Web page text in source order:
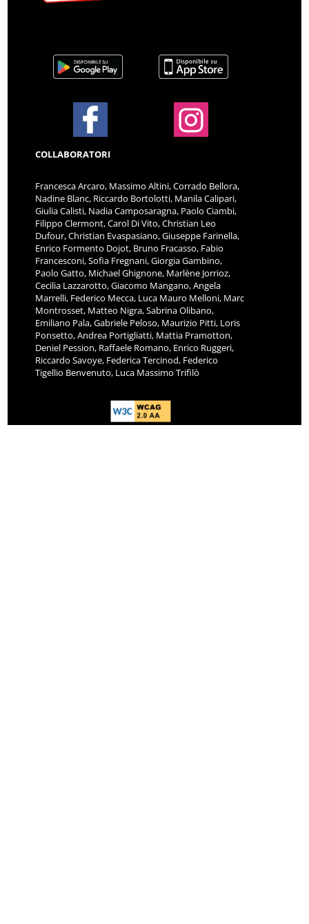
COLLABORATORI
Francesca Arcaro, Massimo Altini, Corrado Bellora,
Nadine Blanc, Riccardo Bortolotti, Manila Calipari,
Giulia Calisti, Nadia Camposaragna, Paolo Ciambi,
Filippo Clermont, Carol Di Vito, Christian Leo
Dufour, Christian Evaspasiano, Giuseppe Farinella,
Enrico Formento Dojot, Bruno Fracasso, Fabio
Francesconi, Sofia Fregnani, Giorgia Gambino,
Paolo Gatto, Michael Ghignone, Marlène Jorrioz,
Cecilia Lazzarotto, Giacomo Mangano, Angela
Marrelli, Federico Mecca, Luca Mauro Melloni, Marc
Montrosset, Matteo Nigra, Sabrina Olibano,
Emiliano Pala, Gabriele Peloso, Maurizio Pitti, Loris
Ponsetto, Andrea Portigliatti, Mattia Pramotton,
Deniel Pession, Raffaele Romano, Enrico Ruggeri,
Riccardo Savoye, Federica Tercinod, Federico
Tigellio Benvenuto, Luca Massimo Trifilò